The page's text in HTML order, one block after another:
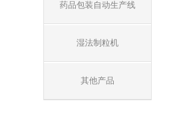
药品包装自动生产线
湿法制粒机
其他产品